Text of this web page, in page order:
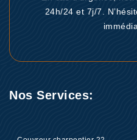
24h/24 et 7j/7.
Nos Services: